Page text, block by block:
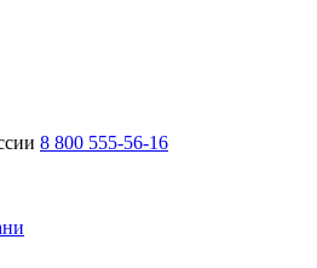
8 800 555-56-16